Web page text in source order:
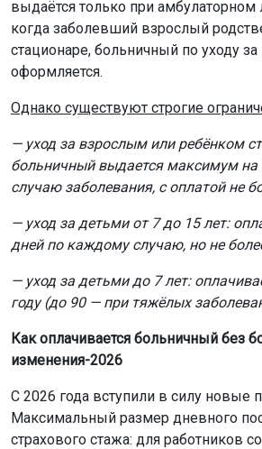
выдаётся только при амбулаторном
когда заболевший взрослый
стационаре, больничный по уходу
оформляется.
Однако существуют строгие
— уход за взрослым или ребёнком
больничный выдается максимум
случаю заболевания, с оплатой не
— уход за детьми от 7 до 15 лет:
дней по каждому случаю, но не
— уход за детьми до 7 лет:
году (до 90 — при тяжёлых
Как оплачивается больничный без
изменения-2026
С 2026 года вступили в силу новые
Максимальный размер дневного
страхового стажа: для работников